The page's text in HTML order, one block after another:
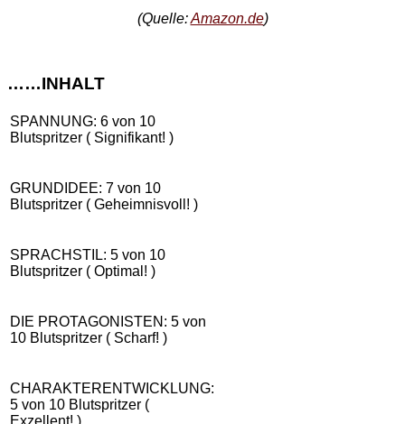
(Quelle:Amazon.de)
……INHALT
SPANNUNG: 6 von 10
Blutspritzer ( Signifikant! )
GRUNDIDEE: 7 von 10
Blutspritzer ( Geheimnisvoll! )
SPRACHSTIL: 5 von 10
Blutspritzer ( Optimal! )
DIE PROTAGONISTEN: 5 von
10 Blutspritzer ( Scharf! )
CHARAKTERENTWICKLUNG:
5 von 10 Blutspritzer (
Exzellent! )